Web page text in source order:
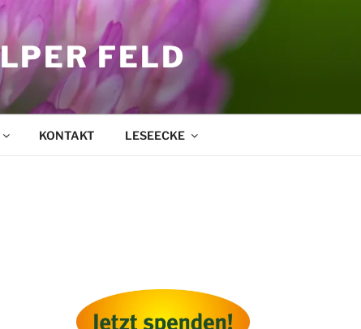
FELD
KONTAKT LESEECKE